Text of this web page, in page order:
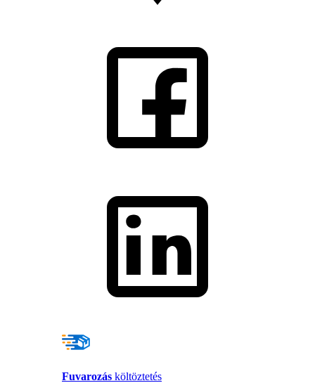
Fuvarozás költöztetés